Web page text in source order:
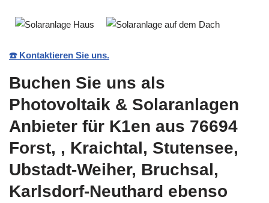
☎️ Kontaktieren Sie uns.
Buchen Sie uns als
Photovoltaik & Solaranlagen
Anbieter für K1en aus 76694
Forst, , Kraichtal, Stutensee,
Ubstadt-Weiher, Bruchsal,
Karlsdorf-Neuthard ebenso